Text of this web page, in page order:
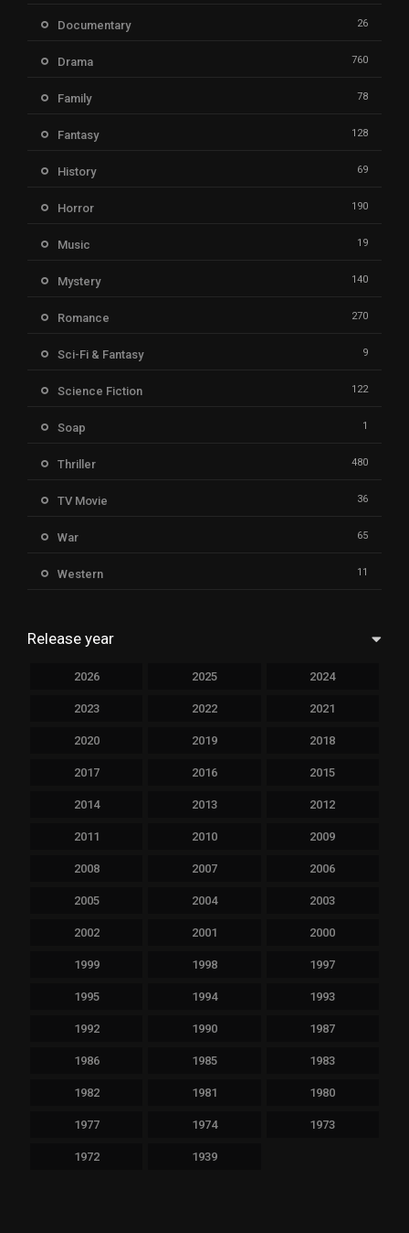
Documentary 26
Drama 760
Family 78
Fantasy 128
History 69
Horror 190
Music 19
Mystery 140
Romance 270
Sci-Fi & Fantasy 9
Science Fiction 122
Soap 1
Thriller 480
TV Movie 36
War 65
Western 11
Release year
2026 2025 2024
2023 2022 2021
2020 2019 2018
2017 2016 2015
2014 2013 2012
2011 2010 2009
2008 2007 2006
2005 2004 2003
2002 2001 2000
1999 1998 1997
1995 1994 1993
1992 1990 1987
1986 1985 1983
1982 1981 1980
1977 1974 1973
1972 1939